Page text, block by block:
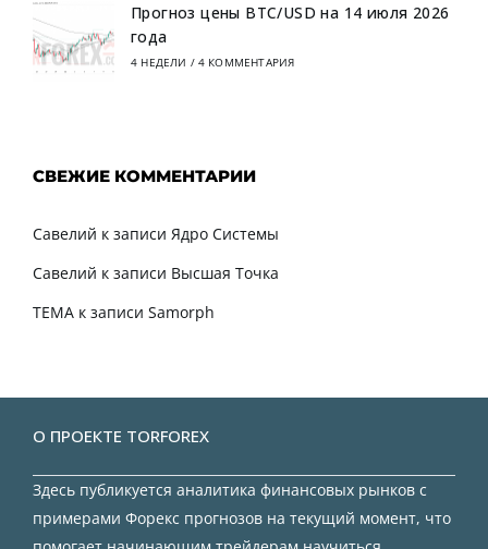
Прогноз цены BTC/USD на 14 июля 2026
года
4 НЕДЕЛИ / 4 КОММЕНТАРИЯ
СВЕЖИЕ КОММЕНТАРИИ
Савелий к записи Ядро Системы
Савелий к записи Высшая Точка
TEMA к записи Samorph
О ПРОЕКТЕ TORFOREX
Здесь публикуется аналитика финансовых рынков с
примерами Форекс прогнозов на текущий момент, что